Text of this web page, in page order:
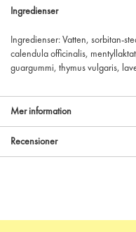
Ingredienser
Ingredienser: Vatten, sorbitan-
calendula officinalis,
guargummi, thymus vulgaris,
Mer information
Recensioner